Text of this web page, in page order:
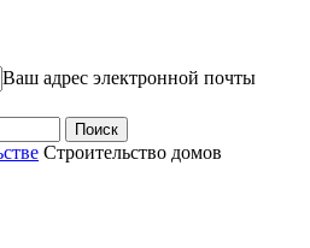
Ваш адрес электронной почты
Строительство домов